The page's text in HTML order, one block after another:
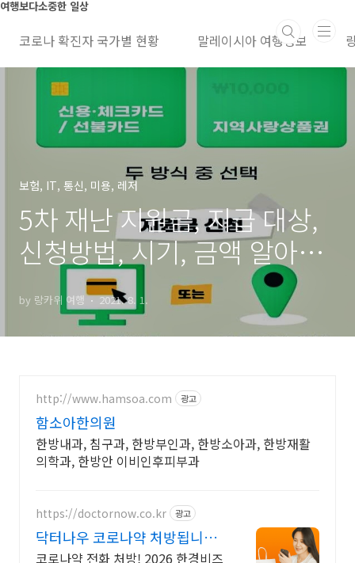
본문 바로가기
여행보다소중한 일상
코로나 확진자 국가별 현황 말레이시아 여행정보
보험, IT, 통신, 미용, 레저
5차 재난 지원금, 지급 대상,
신청방법, 시기, 금액 알아보
by 랑카위 여행 2021. 8. 1.
http://www.hamsoa.com 광고
함소아한의원
한방내과, 침구과, 한방부인과, 한방소아과, 한방재활
의학과, 한방안 이비인후피부과
https://doctornow.co.kr 광고
닥터나우 코로나약 처방됩니다
365일 24시간 진료가능
코로나약 전화 처방! 2026 한경비즈